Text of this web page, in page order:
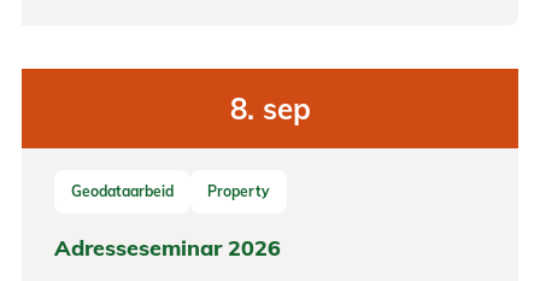
8. sep
Geodataarbeid Property
Adresseseminar 2026